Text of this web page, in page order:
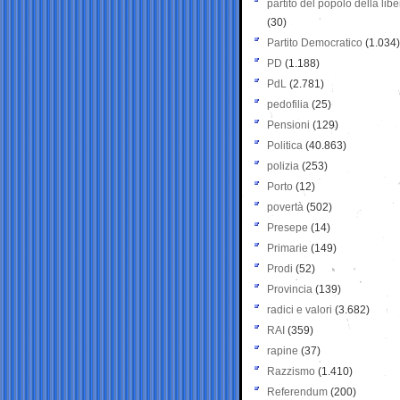
partito del popolo della
(30)
Partito Democratico (1.034)
PD (1.188)
PdL (2.781)
pedofilia (25)
Pensioni (129)
Politica (40.863)
polizia (253)
Porto (12)
povertà (502)
Presepe (14)
Primarie (149)
Prodi (52)
Provincia (139)
radici e valori (3.682)
RAI (359)
rapine (37)
Razzismo (1.410)
Referendum (200)